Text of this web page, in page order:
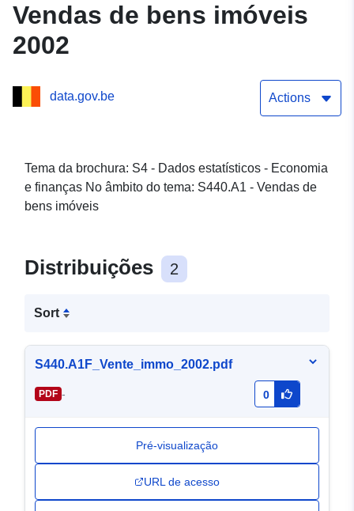
Vendas de bens imóveis
2002
data.gov.be Actions
Tema da brochura: S4 - Dados estatísticos - Economia
e finanças No âmbito do tema: S440.A1 - Vendas de
bens imóveis
Distribuições 2
Sort
S440.A1F_Vente_immo_2002.pdf
PDF - 0
Pré-visualização
URL de acesso